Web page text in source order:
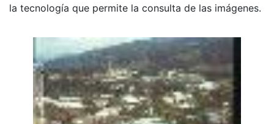
la tecnología que permite la consulta de las imágenes.